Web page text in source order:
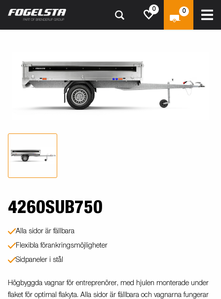
0 0
4260SUB750
Alla sidor är fällbara
Flexibla förankringsmöjligheter
Sidpaneler i stål
Högbyggda vagnar för entreprenörer, med hjulen monterade under
flaket för optimal flakyta. Alla sidor är fällbara och vagnarna fungerar